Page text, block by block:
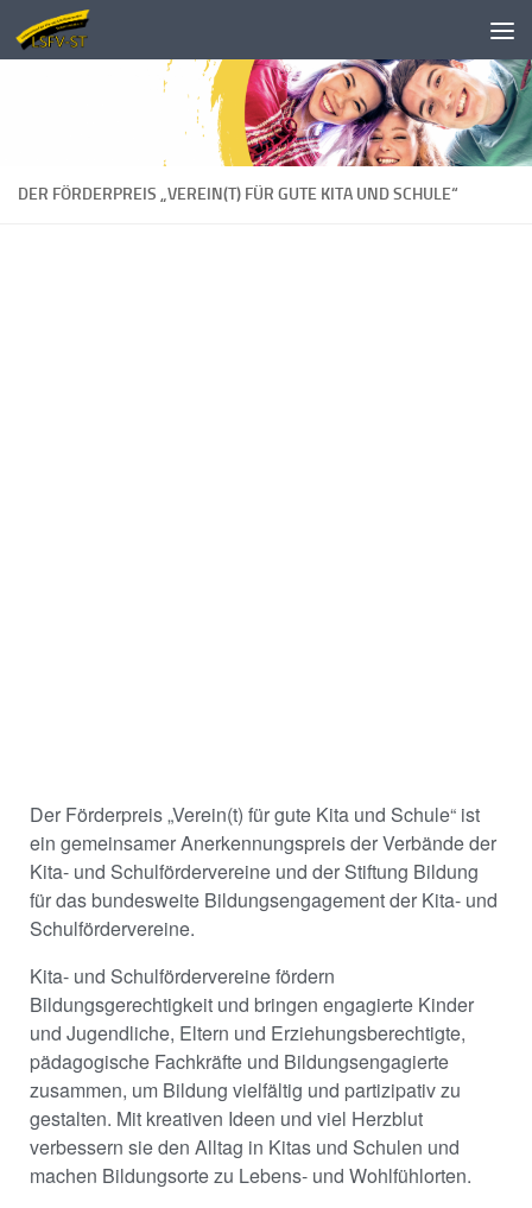
Zum Inhalt springen
DER FÖRDERPREIS „VEREIN(T) FÜR GUTE KITA UND SCHULE“
Der Förderpreis „Verein(t) für gute Kita und Schule“ ist
ein gemeinsamer Anerkennungspreis der Verbände der
Kita- und Schulfördervereine und der Stiftung Bildung
für das bundesweite Bildungsengagement der Kita- und
Schulfördervereine.
Kita- und Schulfördervereine fördern
Bildungsgerechtigkeit und bringen engagierte Kinder
und Jugendliche, Eltern und Erziehungsberechtigte,
pädagogische Fachkräfte und Bildungsengagierte
zusammen, um Bildung vielfältig und partizipativ zu
gestalten. Mit kreativen Ideen und viel Herzblut
verbessern sie den Alltag in Kitas und Schulen und
machen Bildungsorte zu Lebens- und Wohlfühlorten.